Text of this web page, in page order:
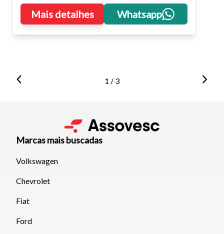
Mais detalhes Whatsapp
1 / 3
Marcas mais buscadas
Volkswagen
Chevrolet
Fiat
Ford